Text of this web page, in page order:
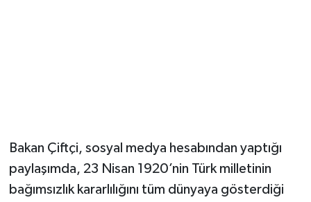
Bakan Çiftçi, sosyal medya hesabından yaptığı
paylaşımda, 23 Nisan 1920’nin Türk milletinin
bağımsızlık kararlılığını tüm dünyaya gösterdiği
Sokak Hayvanlarını Sahiplendirme
Sonsöz Özel